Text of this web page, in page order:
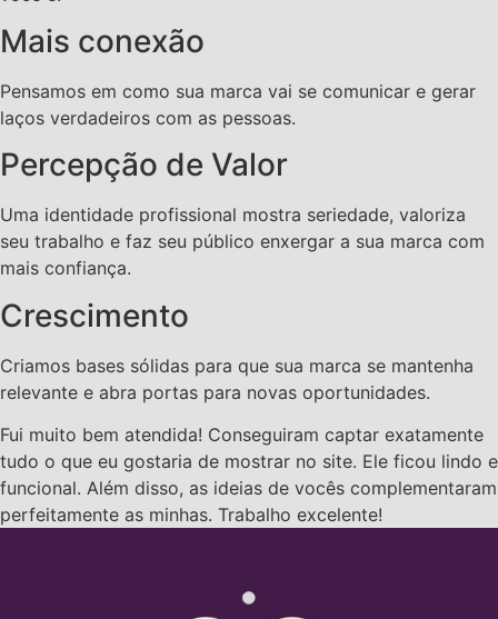
Mais conexão
Pensamos em como sua marca vai se comunicar e gerar
laços verdadeiros com as pessoas.
Percepção de Valor
Uma identidade profissional mostra seriedade, valoriza
seu trabalho e faz seu público enxergar a sua marca com
mais confiança.
Crescimento
Criamos bases sólidas para que sua marca se mantenha
relevante e abra portas para novas oportunidades.
Fui muito bem atendida! Conseguiram captar exatamente
tudo o que eu gostaria de mostrar no site. Ele ficou lindo e
funcional. Além disso, as ideias de vocês complementaram
perfeitamente as minhas. Trabalho excelente!